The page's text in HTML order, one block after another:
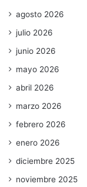
agosto 2026
julio 2026
junio 2026
mayo 2026
abril 2026
marzo 2026
febrero 2026
enero 2026
diciembre 2025
noviembre 2025